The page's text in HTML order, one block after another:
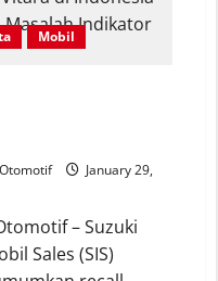
Mobil
January 29,
– Suzuki
Sales (SIS)